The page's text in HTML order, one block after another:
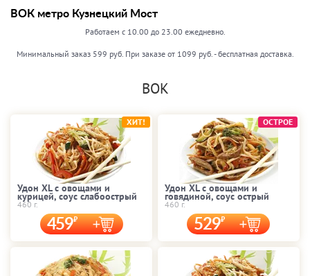
ВОК метро Кузнецкий Мост
Работаем с 10.00 до 23.00 ежедневно.
Минимальный заказ 599 руб. При заказе от 1099 руб. - бесплатная доставка.
ВОК
Удон XL с овощами и
курицей, соус слабоострый
460 г.
459
ХИТ!
Удон XL с овощами и
говядиной, соус острый
460 г.
529
ОСТРОЕ